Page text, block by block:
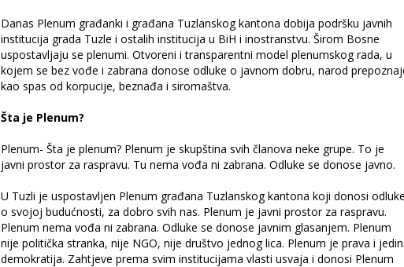
Danas Plenum građanki i građana Tuzlanskog kantona dobija podršku javnih
institucija grada Tuzle i ostalih institucija u BiH i inostranstvu. Širom Bosne
uspostavljaju se plenumi. Otvoreni i transparentni model plenumskog rada, u
kojem se bez vođe i zabrana donose odluke o javnom dobru, narod
kao spas od korpucije, beznađa i siromaštva.
Šta je Plenum?
Plenum- Šta je plenum? Plenum je skupština svih članova neke grupe. To je
javni prostor za raspravu. Tu nema vođa ni zabrana. Odluke se donose javno.
U Tuzli je uspostavljen Plenum građana Tuzlanskog kantona koji donosi odluke
o svojoj budućnosti, za dobro svih nas. Plenum je javni prostor za raspravu.
Plenum nema vođa ni zabrana. Odluke se donose javnim glasanjem. Plenum
nije politička stranka, nije NGO, nije društvo jednog lica. Plenum je prava i
demokratija. Zahtjeve prema svim institucijama vlasti usvaja i donosi Plenum